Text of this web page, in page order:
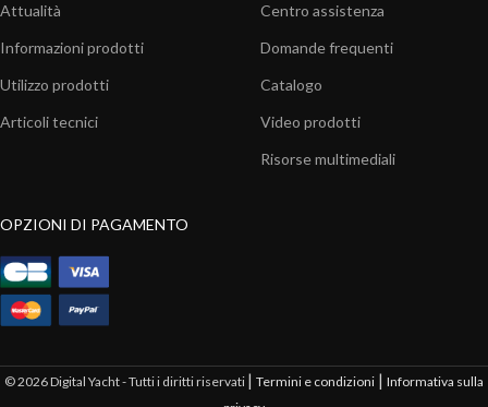
Attualità
Informazioni prodotti
Utilizzo prodotti
Articoli tecnici
Centro assistenza
Domande frequenti
Catalogo
Video prodotti
Risorse multimediali
OPZIONI DI PAGAMENTO
© 2026 Digital Yacht - Tutti i diritti riservati | Termini e condizioni | Informativa sulla